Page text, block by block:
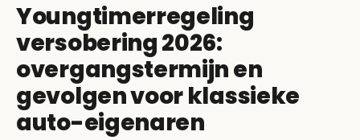
Youngtimerregeling
versobering 2026:
overgangstermijn en
gevolgen voor klassieke
auto-eigenaren